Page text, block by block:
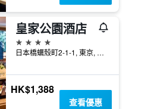
皇家公園酒店
4星級
日本橋蠣殼町2-1-1, 東京, 日本
HK$1,388
查看優惠